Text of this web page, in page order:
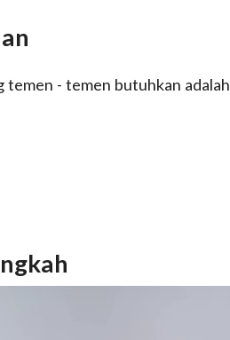
temen - temen butuhkan adalah